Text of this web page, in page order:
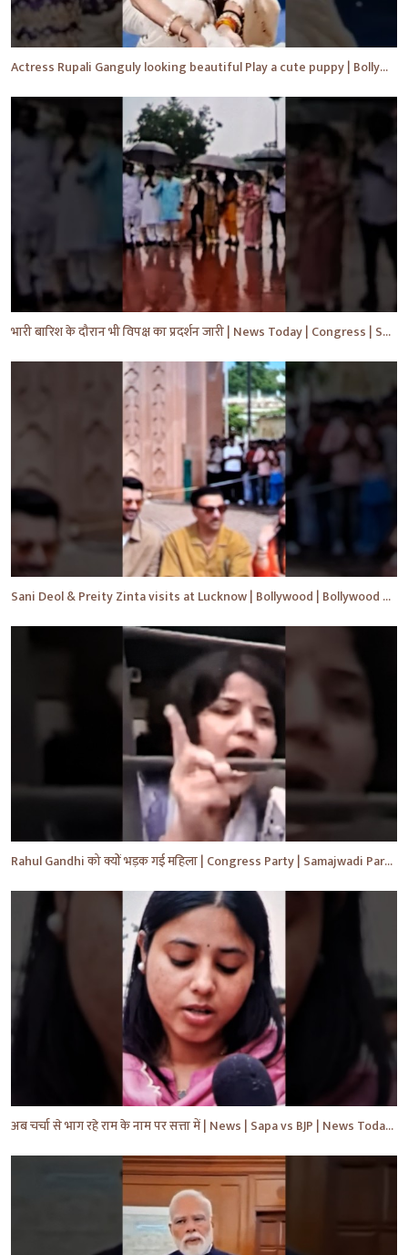
Actress Rupali Ganguly looking beautiful Play a cute puppy | Bollywood | Bollywood News #shorts #yt
भारी बारिश के दौरान भी विपक्ष का प्रदर्शन जारी | News Today | Congress | Samajwadi | #shorts #yt
Sani Deol & Preity Zinta visits at Lucknow | Bollywood | Bollywood News | #bollywood #shorts #yt
Rahul Gandhi को क्यों भड़क गई महिला | Congress Party | Samajwadi Party | #shorts #ytshorts #yt
अब चर्चा से भाग रहे राम के नाम पर सत्ता में | News | Sapa vs BJP | News Today | Breaking #shorts #yt